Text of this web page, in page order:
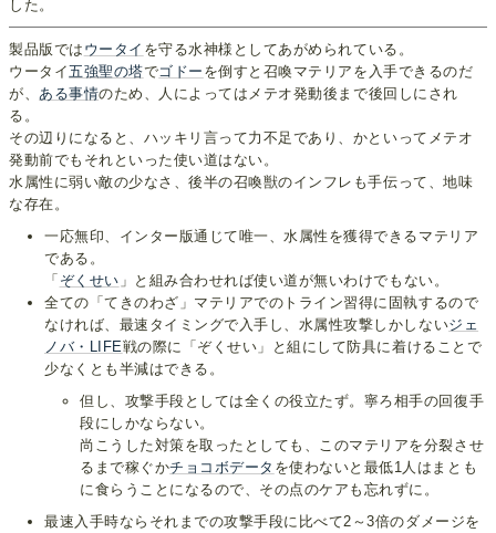
した。
製品版では ウータイ を守る水神様としてあがめられている。
ウータイ五強聖の塔でゴドー を倒すと召喚マテリアを入手できるのだ
が、 ある事情のため、人によってはメテオ発動後まで後回しにされ
る。
その辺りになると、ハッキリ言って力不足であり、かといってメテオ
発動前でもそれといった使い道はない。
水属性に弱い敵の少なさ、後半の召喚獣のインフレも手伝って、地味
な存在。
一応無印、インター版通じて唯一、水属性を獲得できるマテリア
である。
「 ぞくせい 」と組み合わせれば使い道が無いわけでもない。
全ての「てきのわざ」マテリアでのトライン習得に固執するので
なければ、最速タイミングで入手し、水属性攻撃しかしないジェ
ノバ・LIFE戦の際に「ぞくせい」と組にして防具に着けることで
少なくとも半減はできる。
但し、攻撃手段としては全くの役立たず。寧ろ相手の回復手
段にしかならない。
尚こうした対策を取ったとしても、このマテリアを分裂させ
るまで稼ぐかチョコボデータ を使わないと最低1人はまとも
に食らうことになるので、その点のケアも忘れずに。
最速入手時ならそれまでの攻撃手段に比べて2～3倍のダメージを